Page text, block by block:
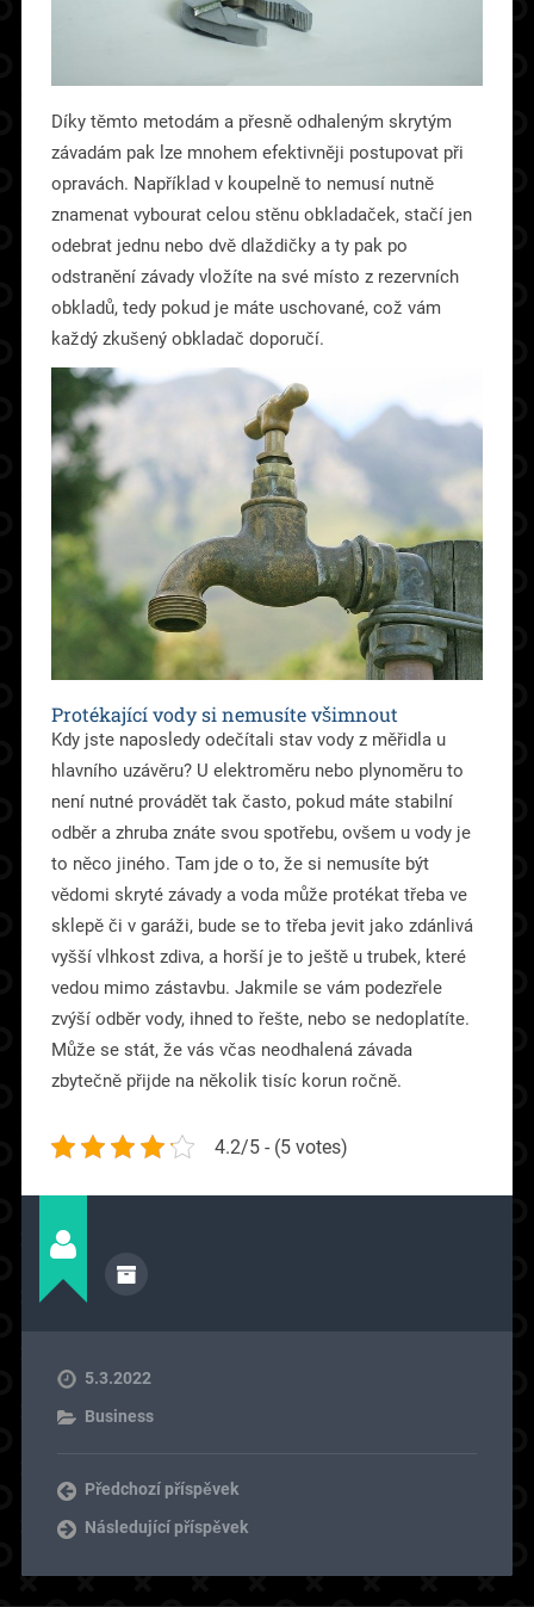
Díky těmto metodám a přesně odhaleným skrytým
závadám pak lze mnohem efektivněji postupovat při
opravách. Například v koupelně to nemusí nutně
znamenat vybourat celou stěnu obkladaček, stačí jen
odebrat jednu nebo dvě dlaždičky a ty pak po
odstranění závady vložíte na své místo z rezervních
obkladů, tedy pokud je máte uschované, což vám
každý zkušený obkladač doporučí.
Protékající vody si nemusíte všimnout
Kdy jste naposledy odečítali stav vody z měřidla u
hlavního uzávěru? U elektroměru nebo plynoměru to
není nutné provádět tak často, pokud máte stabilní
odběr a zhruba znáte svou spotřebu, ovšem u vody je
to něco jiného. Tam jde o to, že si nemusíte být
vědomi skryté závady a voda může protékat třeba ve
sklepě či v garáži, bude se to třeba jevit jako zdánlivá
vyšší vlhkost zdiva, a horší je to ještě u trubek, které
vedou mimo zástavbu. Jakmile se vám podezřele
zvýší odběr vody, ihned to řešte, nebo se nedoplatíte.
Může se stát, že vás včas neodhalená závada
zbytečně přijde na několik tisíc korun ročně.
4.2/5 - (5 votes)
5.3.2022
Business
Předchozí příspěvek
Následující příspěvek